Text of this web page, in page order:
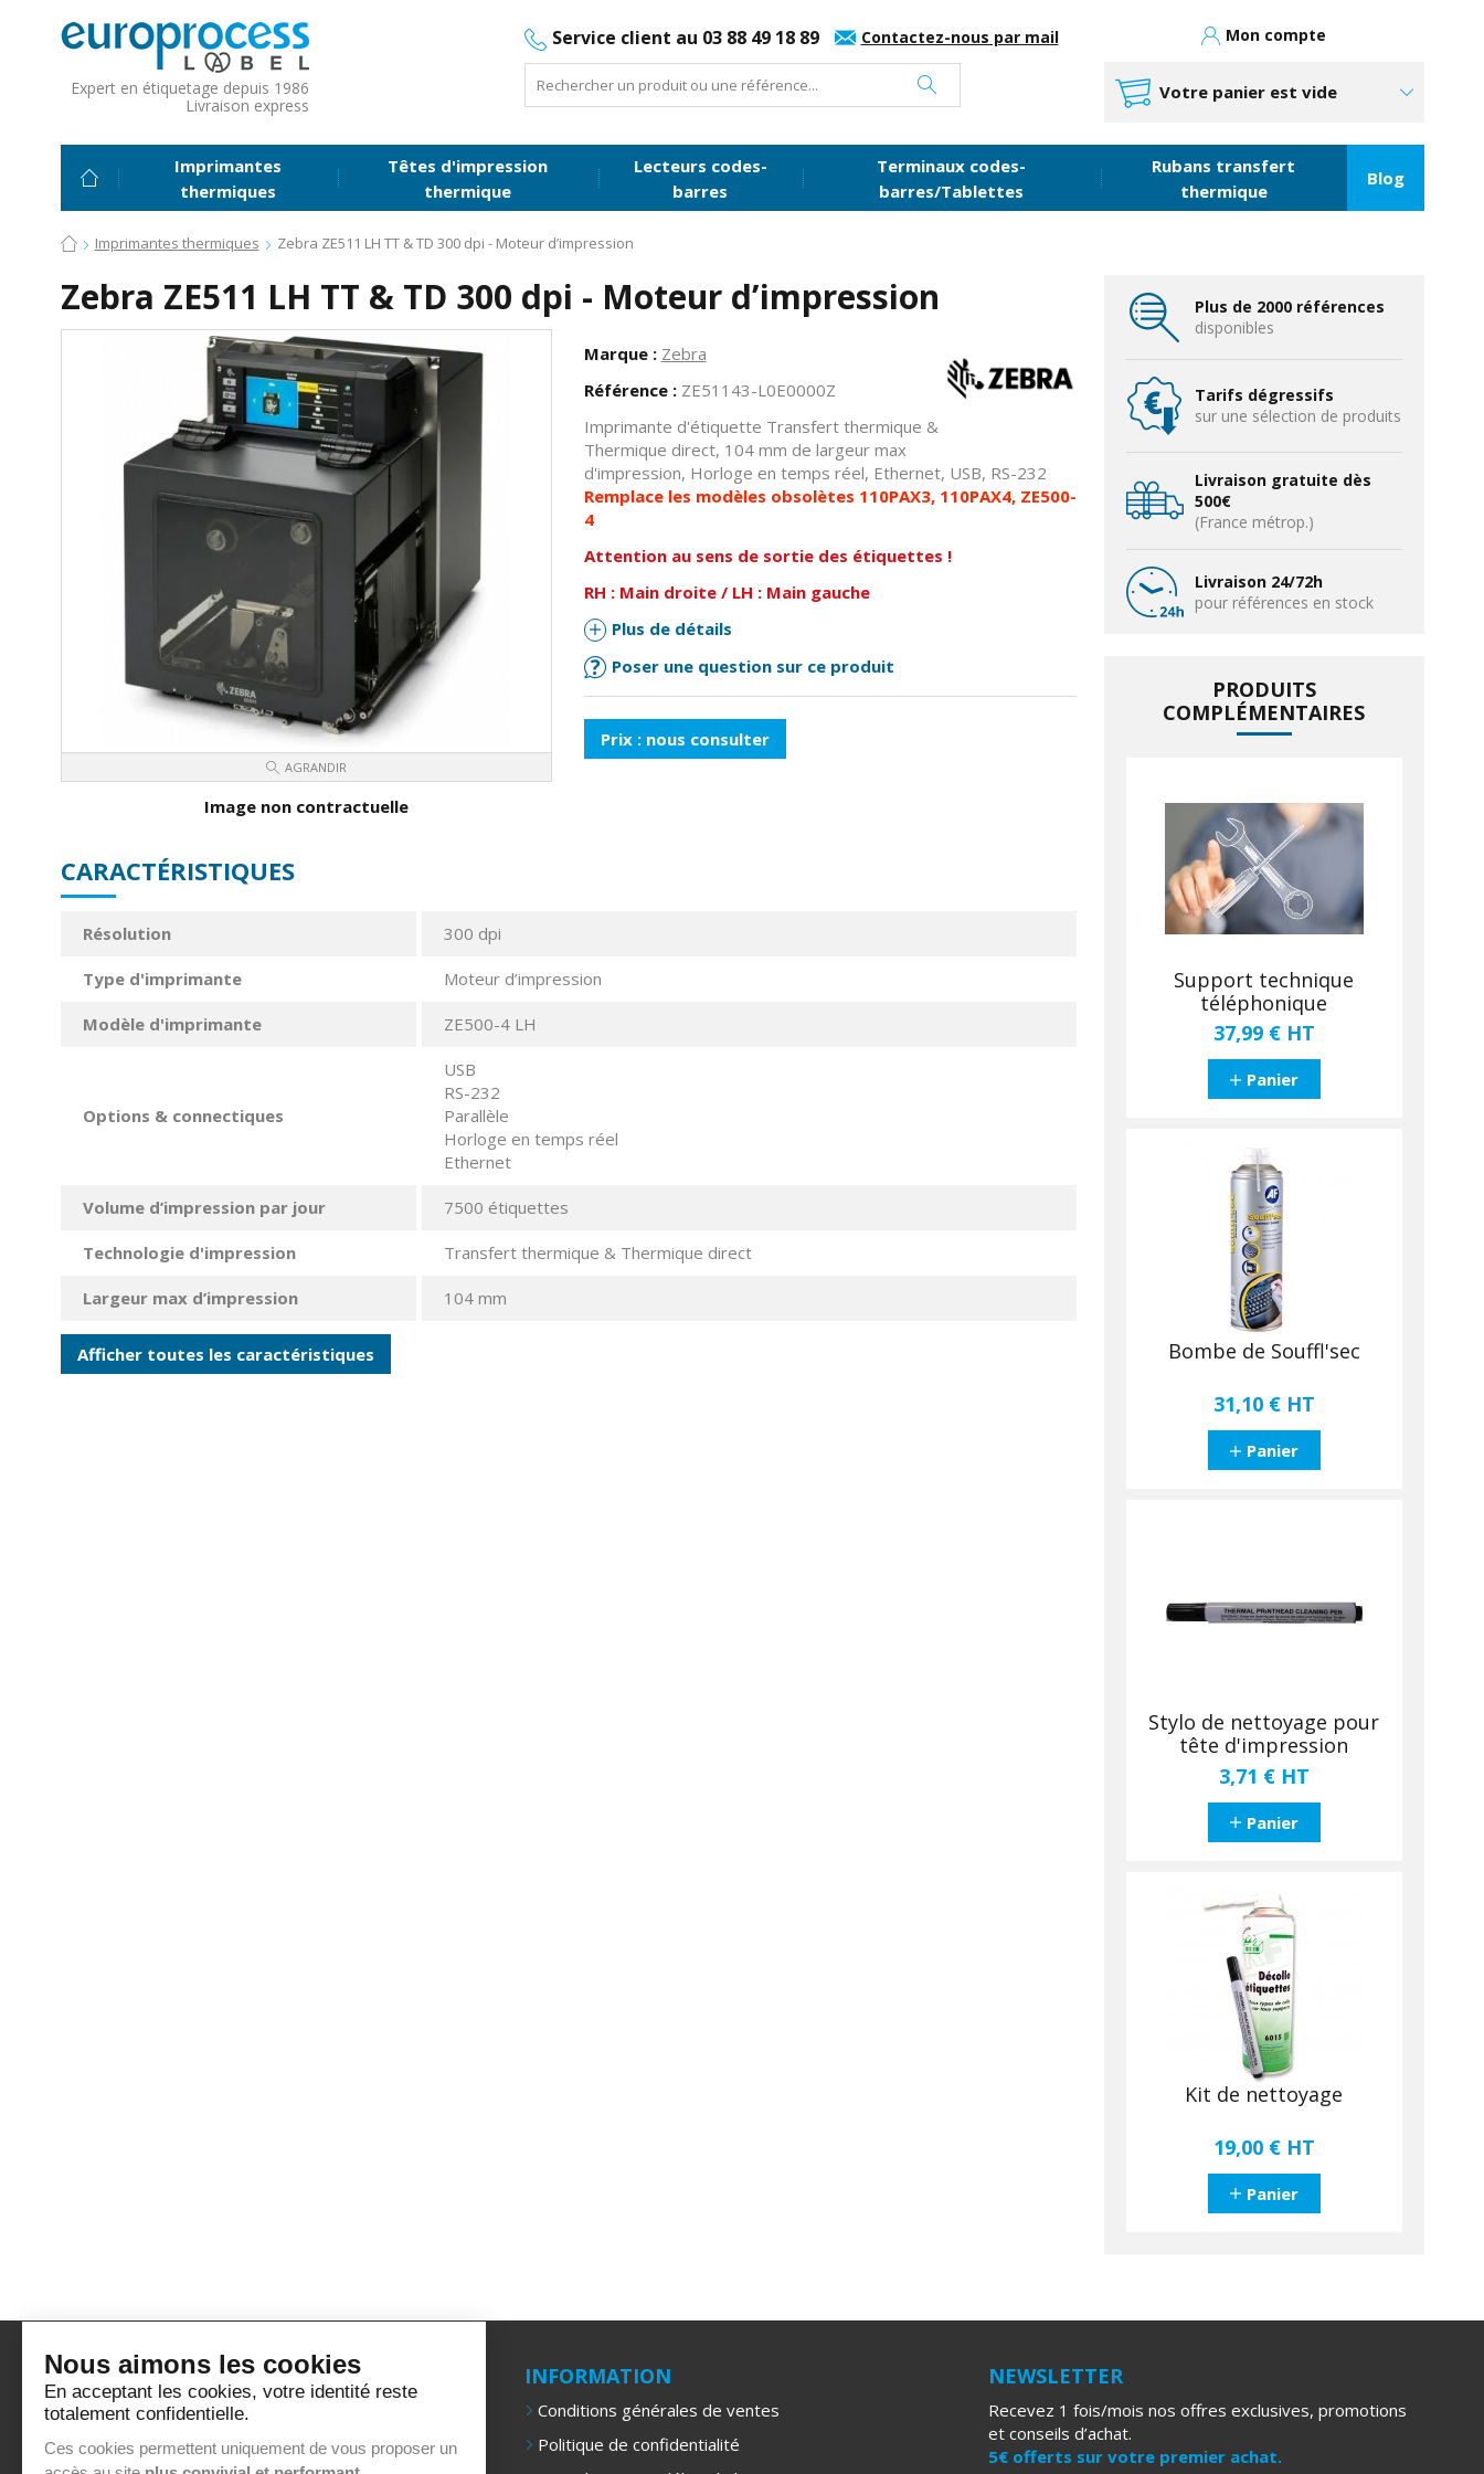
Expert en étiquetage depuis 1986
Livraison express
Service client au 03 88 49 18 89 Contactez-nous par mail Mon compte
Votre panier est vide
Imprimantes
thermiques
Têtes d'impression
thermique
Lecteurs codes-
barres
Terminaux codes-
barres/Tablettes
Rubans transfert
thermique
Blog
Imprimantes thermiques Zebra ZE511 LH TT & TD 300 dpi - Moteur d’impression
Zebra ZE511 LH TT & TD 300 dpi - Moteur d’impression
AGRANDIR
Image non contractuelle
Marque : Zebra
Référence : ZE51143-L0E0000Z
Imprimante d'étiquette Transfert thermique &
Thermique direct, 104 mm de largeur max
d'impression, Horloge en temps réel, Ethernet, USB, RS-232
Remplace les modèles obsolètes 110PAX3, 110PAX4, ZE500-
4
Attention au sens de sortie des étiquettes !
RH : Main droite / LH : Main gauche
Plus de détails
Poser une question sur ce produit
Prix : nous consulter
Plus de 2000 références
disponibles
Tarifs dégressifs
sur une sélection de produits
Livraison gratuite dès
500€
(France métrop.)
Livraison 24/72h
pour références en stock
PRODUITS
COMPLÉMENTAIRES
Support technique
téléphonique
37,99 € HT
Panier
Bombe de Souffl'sec
31,10 € HT
Panier
Stylo de nettoyage pour
tête d'impression
3,71 € HT
Panier
Kit de nettoyage
19,00 € HT
Panier
CARACTÉRISTIQUES
Résolution 300 dpi
Type d'imprimante Moteur d’impression
Modèle d'imprimante ZE500-4 LH
Options & connectiques
USB
RS-232
Parallèle
Horloge en temps réel
Ethernet
Volume d’impression par jour 7500 étiquettes
Technologie d'impression Transfert thermique & Thermique direct
Largeur max d’impression 104 mm
Afficher toutes les caractéristiques
A PROPOS D'EUROPROCESS
Qui sommes-nous ?
Labels & RSE
INFORMATION
Conditions générales de ventes
Politique de confidentialité
NEWSLETTER
Recevez 1 fois/mois nos offres exclusives, promotions
et conseils d’achat.
5€ offerts sur votre premier achat.
Nous aimons les cookies
En acceptant les cookies, votre identité reste
totalement confidentielle.
Ces cookies permettent uniquement de vous proposer un